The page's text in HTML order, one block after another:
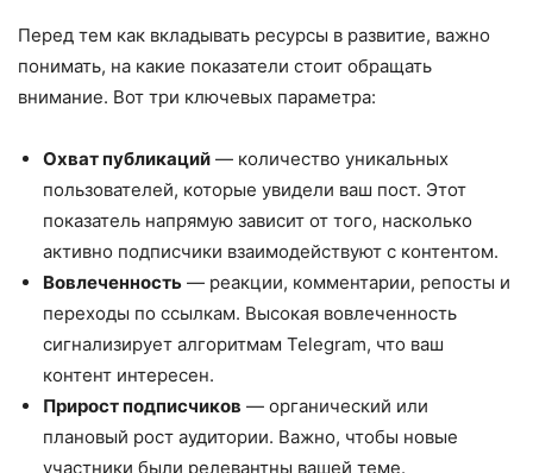
Перед тем как вкладывать ресурсы в развитие, важно
понимать, на какие показатели стоит обращать
внимание. Вот три ключевых параметра:
Охват публикаций — количество уникальных
пользователей, которые увидели ваш пост. Этот
показатель напрямую зависит от того, насколько
активно подписчики взаимодействуют с контентом.
Вовлеченность — реакции, комментарии, репосты и
переходы по ссылкам. Высокая вовлеченность
сигнализирует алгоритмам Telegram, что ваш
контент интересен.
Прирост подписчиков — органический или
плановый рост аудитории. Важно, чтобы новые
участники были релевантны вашей теме.